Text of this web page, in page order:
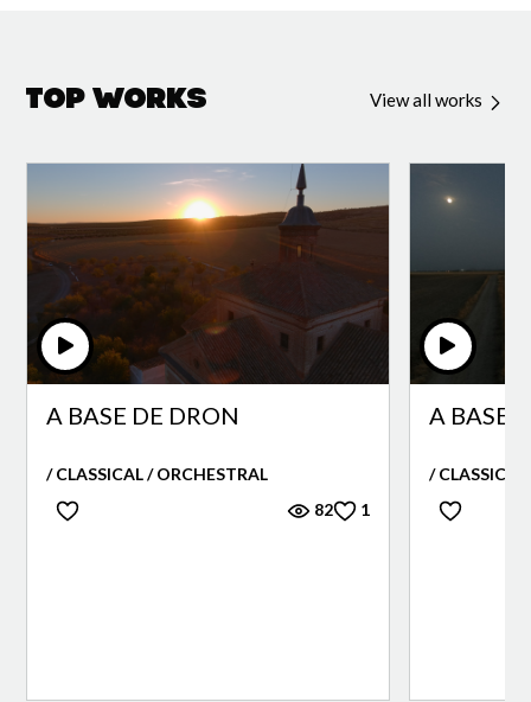
Top Works View all works
A BASE DE DRON
/ CLASSICAL / ORCHESTRAL
82
1
A BASE
/